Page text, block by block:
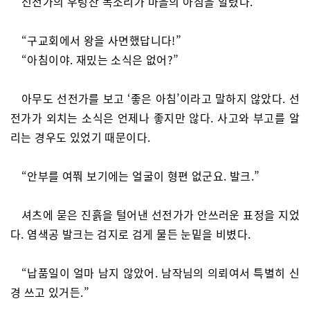
“구교회에서 왕을 사면했답니다!”
“아침이야. 재밌는 소식은 없어?”
아무도 선전가를 보고 ‘좋은 아침’이라고 말하지 않았다. 선
전가가 외치는 소식은 언제나 좋지만 않다. 사고와 부고를 알
리는 경우도 있었기 때문이다.
“안부를 여쭤 보기에는 얼굴이 형편 없군요. 발크.”
셔츠에 묻은 진흙을 털어낸 선전가가 안쓰러운 표정을 지었
다. 염색공 발크는 검지로 검게 물든 눈밑을 비볐다.
“납품일이 얼마 남지 않았어. 남작님의 의뢰여서 특별히 신
경 쓰고 있거든.”